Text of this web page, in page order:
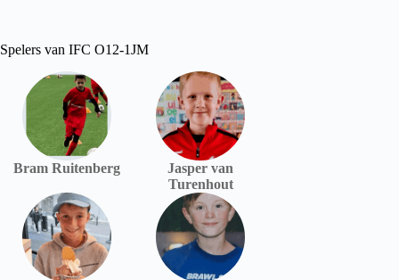
Spelers van IFC O12-1JM
Bram Ruitenberg
Jasper van
Turenhout